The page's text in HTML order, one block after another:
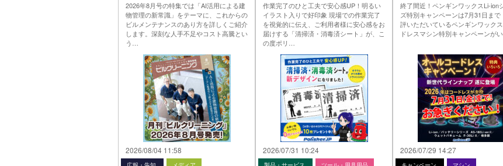
2026年8月号の特集では「AI活用による建
物管理の新常識」をテーマに、これからの
ビルメンテナンスのあり方を詳しくご紹介
します。深刻な人手不足やコスト高騰とい
う…
2026/08/04 11:58
作業完了のひと工夫で安心感UP！明るい
イラスト入りで好印象 現場での作業完了
を視覚的に伝え、ご利用者様に安心感をお
届けする「清掃済・消毒済シート」が、こ
の度ポリ…
2026/07/31 10:24
終了間近！ペンギンワックスLi-ion
ズ特別キャンペーンは7月31日まで
評いただいているペンギンワック
ドレスマシン特別キャンペーンが
2026/07/29 14:27